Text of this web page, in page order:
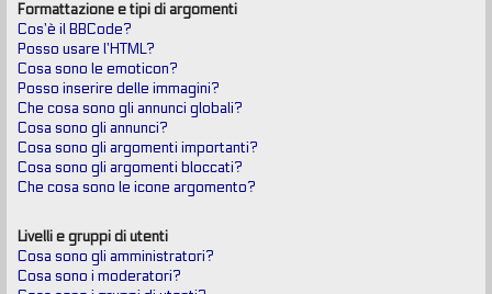
Formattazione e tipi di argomenti
Cos’è il BBCode?
Posso usare l’HTML?
Cosa sono le emoticon?
Posso inserire delle immagini?
Che cosa sono gli annunci globali?
Cosa sono gli annunci?
Cosa sono gli argomenti importanti?
Cosa sono gli argomenti bloccati?
Che cosa sono le icone argomento?
Livelli e gruppi di utenti
Cosa sono gli amministratori?
Cosa sono i moderatori?